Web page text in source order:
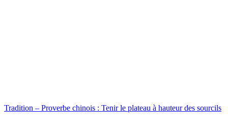
Tradition – Proverbe chinois : Tenir le plateau à hauteur des sourcils